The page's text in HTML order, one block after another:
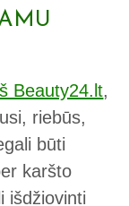
Beauty24.lt,
riebūs,
būti
karšto
išdžiovinti